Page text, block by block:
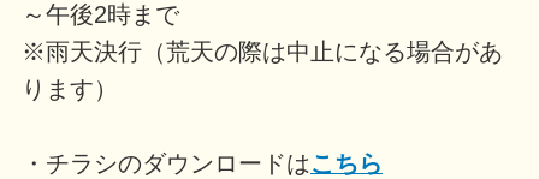
～午後2時まで
※雨天決行（荒天の際は中止になる場合があ
ります）
・チラシのダウンロードはこちら